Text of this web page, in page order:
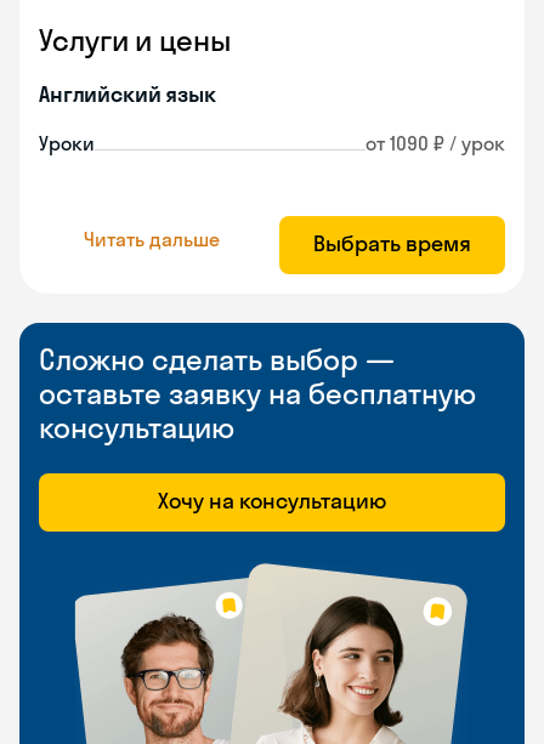
Услуги и цены
Английский язык
Уроки от 1090 ₽ / урок
Читать дальше Выбрать время
Сложно сделать выбор —
оставьте заявку на бесплатную
консультацию
Хочу на консультацию